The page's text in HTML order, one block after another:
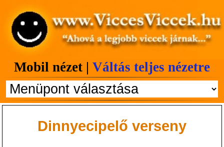
Mobil nézet | Váltás teljes nézetre
Dinnyecipelő verseny